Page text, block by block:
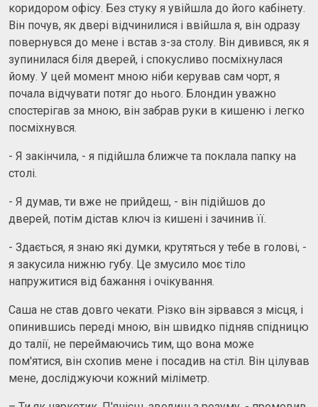
коридором офісу. Без стуку я увійшла до його кабінету.
Він почув, як двері відчинилися і ввійшла я, він одразу
повернувся до мене і встав з-за столу. Він дивився, як я
зупинилася біля дверей, і спокусливо посміхнулася
йому. У цей момент мною ніби керував сам чорт, я
почала відчувати потяг до нього. Блондин уважно
спостерігав за мною, він забрав руки в кишеню і легко
посміхнувся.
- Я закінчила, - я підійшла ближче та поклала папку на
столі.
- Я думав, ти вже не прийдеш, - він підійшов до
дверей, потім дістав ключ із кишені і зачинив її.
- Здається, я знаю які думки, крутяться у тебе в голові, -
я закусила нижню губу. Це змусило моє тіло
напружитися від бажання і очікування.
Саша не став довго чекати. Різко він зірвався з місця, і
опинившись переді мною, він швидко підняв спідницю
до талії, не переймаючись тим, що вона може
пом'ятися, він схопив мене і посадив на стіл. Він цілував
мене, досліджуючи кожний міліметр.